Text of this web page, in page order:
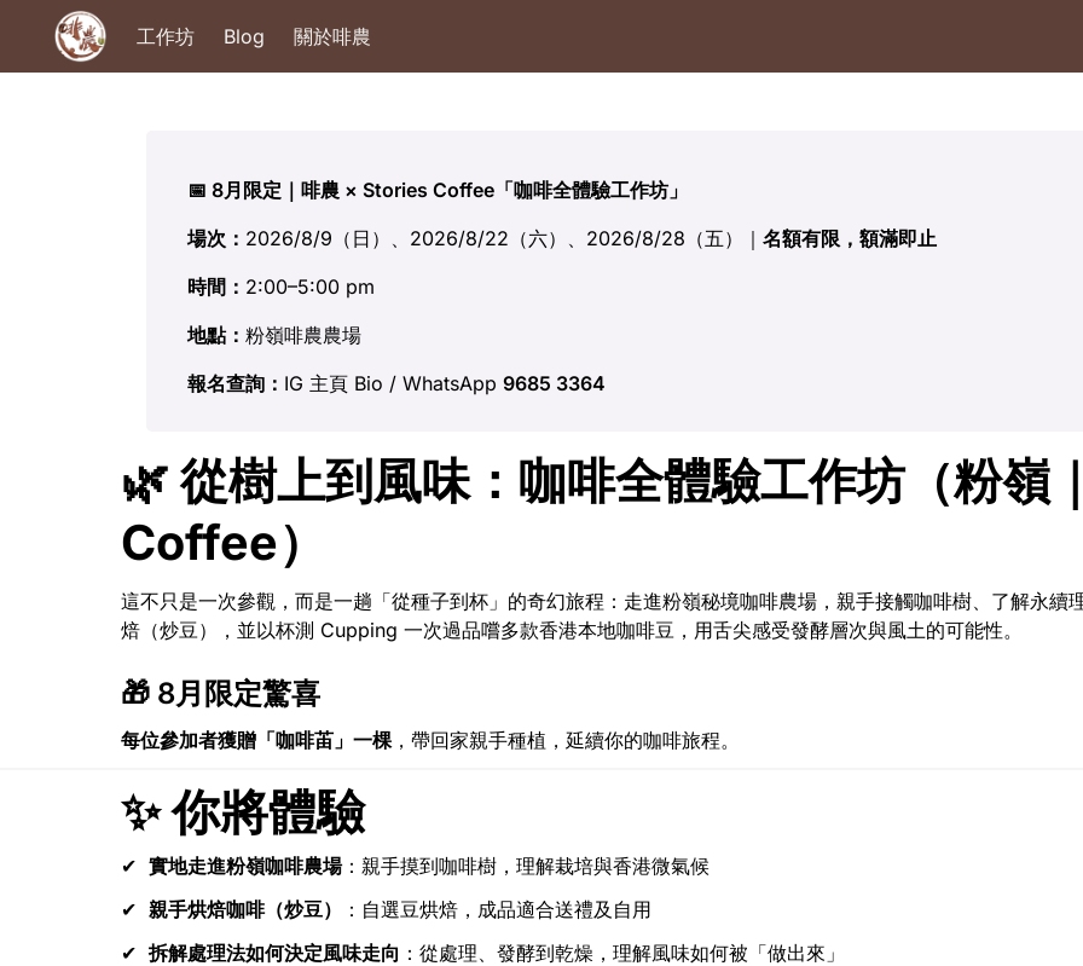
工作坊 Blog 關於啡農
📅 8月限定｜啡農 × Stories Coffee「咖啡全體驗工作坊」
場次： 2026/8/9（日）、2026/8/22（六）、2026/8/28（五）｜ 名額有限，額滿即止
時間： 2:00–5:00 pm
地點： 粉嶺啡農農場
報名查詢： IG 主頁 Bio / WhatsApp 9685 3364
🌿 從樹上到風味：咖啡全體驗工作坊（粉嶺
Coffee）
這不只是一次參觀，而是一趟「從種子到杯」的奇幻旅程：走進粉嶺秘境咖啡農場，親手接觸咖啡樹、了解永續
焙（炒豆），並以杯測 Cupping 一次過品嚐多款香港本地咖啡豆，用舌尖感受發酵層次與風土的可能性。
🎁 8月限定驚喜
每位參加者獲贈「咖啡苖」一棵，帶回家親手種植，延續你的咖啡旅程。
✨ 你將體驗
實地走進粉嶺咖啡農場：親手摸到咖啡樹，理解栽培與香港微氣候
親手烘焙咖啡（炒豆）
：自選豆烘焙，成品適合送禮及自用
拆解處理法如何決定風味走向 ：從處理、發酵到乾燥，理解風味如何被「做出來」